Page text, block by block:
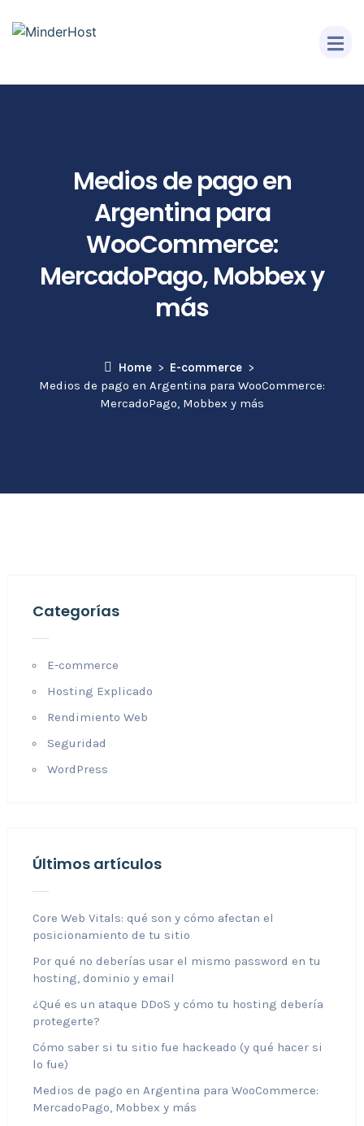
Medios de pago en
Argentina para
WooCommerce:
MercadoPago, Mobbex y
más
Home
E-commerce
Medios de pago en Argentina para WooCommerce:
MercadoPago, Mobbex y más
Categorías
E-commerce
Hosting Explicado
Rendimiento Web
Seguridad
WordPress
Últimos artículos
Core Web Vitals: qué son y cómo afectan el
posicionamiento de tu sitio
Por qué no deberías usar el mismo password en tu
hosting, dominio y email
¿Qué es un ataque DDoS y cómo tu hosting debería
protegerte?
Cómo saber si tu sitio fue hackeado (y qué hacer si
lo fue)
Medios de pago en Argentina para WooCommerce:
MercadoPago, Mobbex y más